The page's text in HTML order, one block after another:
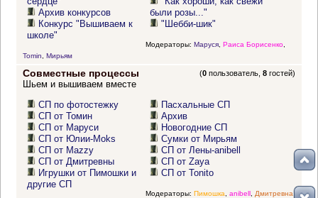
Архив конкурсов
Конкурс "Вышиваем к
школе"
были розы..."
"Шебби-шик"
Модераторы: Маруся, Раиса Борисенко,
Tomin
Мирьям
Совместные процессы (0 пользователь,8 гостей)
Шьем и вышиваем вместе
СП по фотостежку
СП от Томин
СП от Маруси
СП от Юлии-Moks
СП от Mazzy
СП от Дмитревны
Игрушки от Пимошки и
другие СП
Пасхальные СП
Архив
Новогодние СП
Сумки от Мирьям
СП от Лены-anibell
СП от Zaya
СП от Tonito
Модераторы: Пимошка anibell, Дмитревна ,